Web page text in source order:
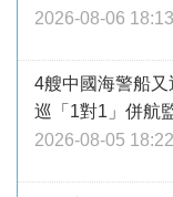
2026-08-06 18:13
4艘中國海警船
巡「1對1」併航
2026-08-05 18:22